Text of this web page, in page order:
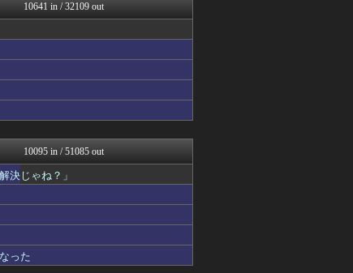
VIPPER速報
U-1 NEWS.
坂道情報通～乃木坂46まと...
とりのまるやき（保守）
婚外ちゃんねる
がーるずレポート - ガー...
フィルダースチョイス
【サッカー まとめ】サカラ...
芸能人の気になる噂
芸能人の気になる噂
キスログ
芸能人の気になる噂
10641 in / 32109 out
10095 in / 51085 out
決じゃね？」
った